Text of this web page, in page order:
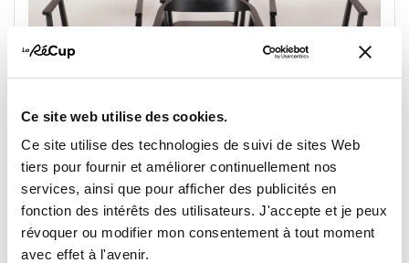
Ce site web utilise des cookies.
Ce site utilise des technologies de suivi de sites Web
tiers pour fournir et améliorer continuellement nos
services, ainsi que pour afficher des publicités en
fonction des intérêts des utilisateurs. J'accepte et je peux
révoquer ou modifier mon consentement à tout moment
avec effet à l'avenir.
Série de 4 chaises Stockholm Ikea
175,00 €